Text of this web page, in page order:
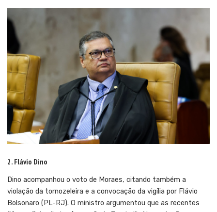
2. Flávio Dino
Dino acompanhou o voto de Moraes, citando também a
violação da tornozeleira e a convocação da vigília por Flávio
Bolsonaro (PL-RJ). O ministro argumentou que as recentes